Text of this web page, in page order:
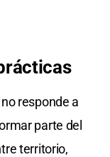
responde a
parte del
territorio,